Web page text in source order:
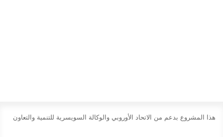
هذا المشروع بدعم من الاتحاد الأوروبي والوكالة السويسرية للتنمية والتعاون